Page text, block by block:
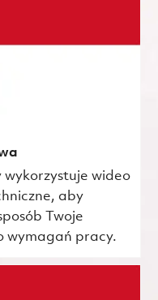
wykorzystuje wideo
aby
Twoje
wymagań pracy.